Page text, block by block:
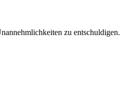
zu entschuldigen.